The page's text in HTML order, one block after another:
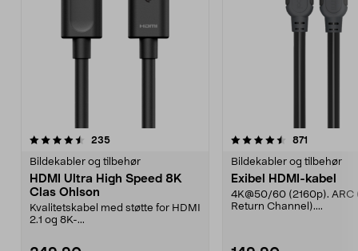
235anmeldelser
Bildekabler og tilbehør
HDMI Ultra High Speed 8K
Clas Ohlson
Kvalitetskabel med støtte for HDMI
2.1 og 8K-...
4.5 av 5 stjerner 871
Bildekabler og tilbehør
Exibel HDMI-kabel
4K@50/60 (2160p). ARC
Return Channel)....
5.0 av 5 stjerner